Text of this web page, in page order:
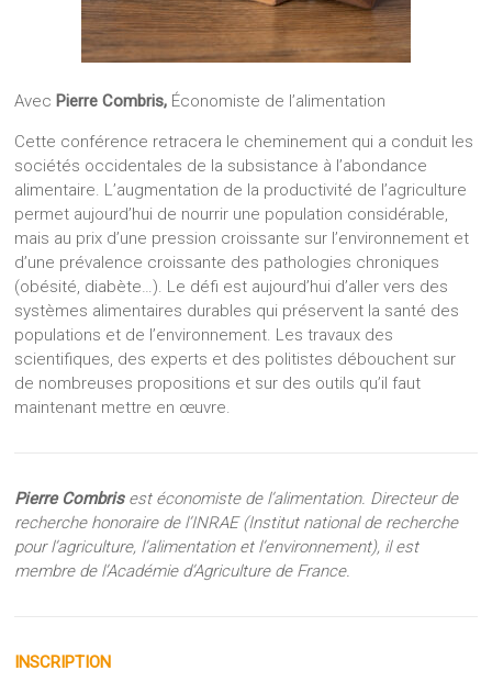
Avec Pierre Combris, Économiste de l’alimentation
Cette conférence retracera le cheminement qui a conduit les
sociétés occidentales de la subsistance à l’abondance
alimentaire. L’augmentation de la productivité de l’agriculture
permet aujourd’hui de nourrir une population considérable,
mais au prix d’une pression croissante sur l’environnement et
d’une prévalence croissante des pathologies chroniques
(obésité, diabète…). Le défi est aujourd’hui d’aller vers des
systèmes alimentaires durables qui préservent la santé des
populations et de l’environnement. Les travaux des
scientifiques, des experts et des politistes débouchent sur
de nombreuses propositions et sur des outils qu’il faut
maintenant mettre en œuvre.
Pierre Combrisest économiste de l’alimentation. Directeur de
recherche honoraire de l’INRAE (Institut national de recherche
pour l’agriculture, l’alimentation et l’environnement), il est
membre de l’Académie d’Agriculture de France.
INSCRIPTION